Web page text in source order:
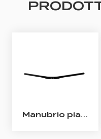
Manubrio piatto MTB in carbonio da 31,8 mm